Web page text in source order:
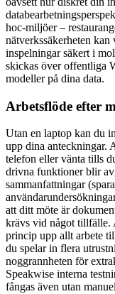
hoc-miljöer –
nätverkssäkerheten kan
inspelningar säkert i
skickas över offentliga
modeller på dina data.
Arbetsflöde efter
Utan en laptop kan du
upp dina anteckningar.
telefon eller vänta tills
drivna funktioner blir
sammanfattningar
att ditt möte är
krävs vid något tillfälle.
princip upp allt arbete
du spelar in flera
noggrannheten för
Speakwise interna
fångas även utan